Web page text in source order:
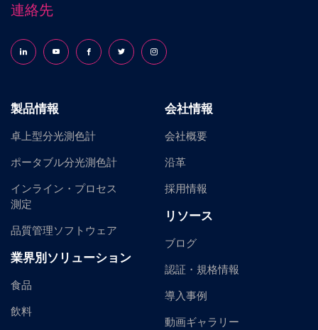
連絡先
Follow us on LinkedInFollow us on YouTubeFollow us on Facebook
Follow us on X (formerly Twitter)
Follow us on Instagram
製品情報
卓上型分光測色計
ポータブル分光測色計
インライン・プロセス
測定
品質管理ソフトウェア
業界別ソリューション
食品
飲料
会社情報
会社概要
沿革
採用情報
リソース
ブログ
認証・規格情報
導入事例
動画ギャラリー